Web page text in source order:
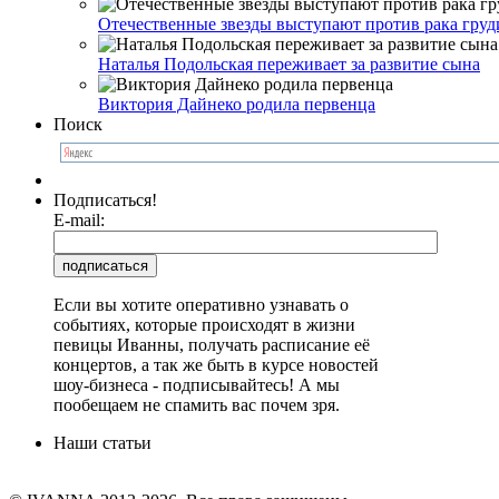
Отечественные звезды выступают против рака
Наталья Подольская переживает за развитие сына
Виктория Дайнеко родила первенца
Поиск
Подписаться!
E-mail:
Если вы хотите оперативно узнавать о
событиях, которые происходят в жизни
певицы Иванны, получать расписание её
концертов, а так же быть в курсе новостей
шоу-бизнеса - подписывайтесь! А мы
пообещаем не спамить вас почем зря.
Наши статьи